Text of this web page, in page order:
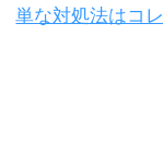
単な対処法はコレ